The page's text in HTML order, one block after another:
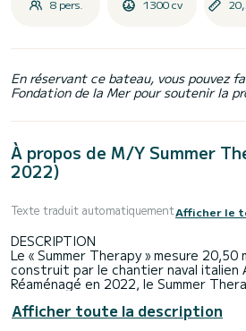
8 pers. 1300 cv
En réservant ce bateau, vous pouvez
Fondation de la Mer pour soutenir la
À propos de M/Y Summer
2022)
Texte traduit automatiquementAfficher le
DESCRIPTION
Le « Summer Therapy » mesure 20,50
construit par le chantier naval italien
Réaménagé en 2022, le Summer
personnes dans quatre cabines : 1
cabine VIP et 2 cabines twin. La
Afficher toute la description